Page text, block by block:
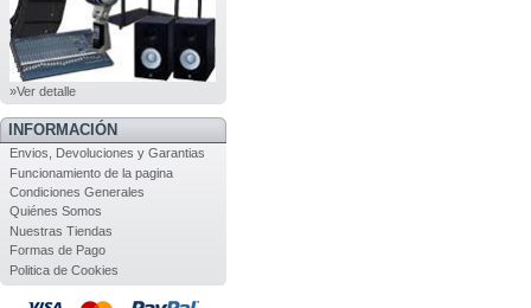
»Ver detalle
INFORMACIÓN
Envios, Devoluciones y Garantias
Funcionamiento de la pagina
Condiciones Generales
Quiénes Somos
Nuestras Tiendas
Formas de Pago
Politica de Cookies